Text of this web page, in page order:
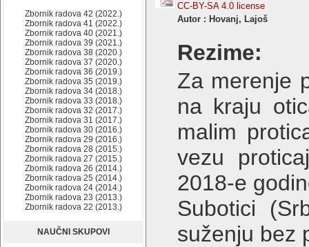
Zbornik radova 42 (2022.)
Zbornik radova 41 (2022.)
Zbornik radova 40 (2021.)
Zbornik radova 39 (2021.)
Zbornik radova 38 (2020.)
Zbornik radova 37 (2020.)
Zbornik radova 36 (2019.)
Zbornik radova 35 (2019.)
Zbornik radova 34 (2018.)
Zbornik radova 33 (2018.)
Zbornik radova 32 (2017.)
Zbornik radova 31 (2017.)
Zbornik radova 30 (2016.)
Zbornik radova 29 (2016.)
Zbornik radova 28 (2015.)
Zbornik radova 27 (2015.)
Zbornik radova 26 (2014.)
Zbornik radova 25 (2014.)
Zbornik radova 24 (2014.)
Zbornik radova 23 (2013.)
Zbornik radova 22 (2013.)
NAUČNI SKUPOVI
CC-BY-SA 4.0 license
Autor : Hovanj, Lajoš
Rezime:
Za merenje
na kraju
malim
vezu
2018-e
Subotici
suženju bez